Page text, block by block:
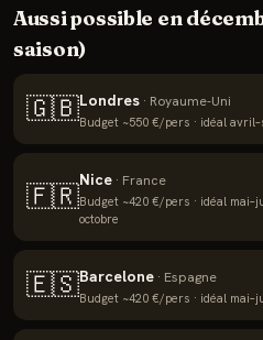
Aussi possible en
saison)
🇬🇧Londres · Royaume-Uni
Budget ~550 €/pers · idéal
🇫🇷Nice · France
Budget ~420 €/pers · idéal
octobre
🇪🇸Barcelone · Espagne
Budget ~420 €/pers · idéal